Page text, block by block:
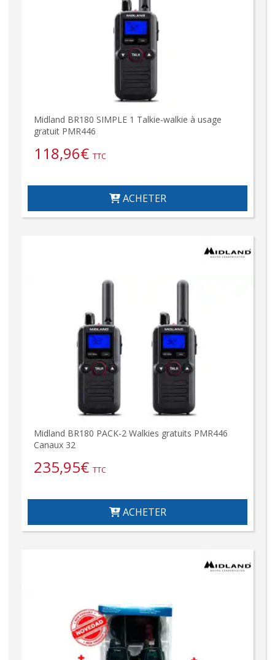
Midland BR180 SIMPLE 1 Talkie-walkie à usage
gratuit PMR446
118,96€ TTC
ACHETER
Midland BR180 PACK-2 Walkies gratuits PMR446
Canaux 32
235,95€ TTC
ACHETER